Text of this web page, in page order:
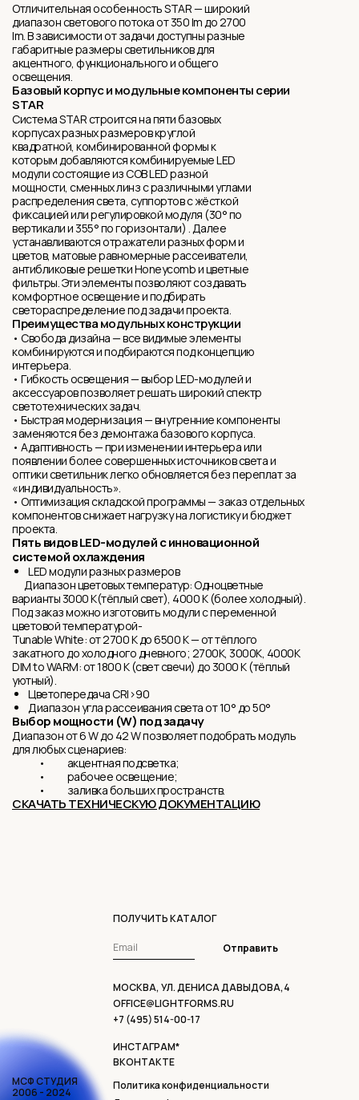
Отличительная особенность STAR — широкий
диапазон светового потока от 350 lm до 2700
lm. В зависимости от задачи доступны разные
габаритные размеры светильников для
акцентного, функционального и общего
освещения.
Базовый корпус и модульные компоненты серии
STAR
Система STAR строится на пяти базовых
корпусах разных размеров круглой
квадратной, комбинированной формы к
которым добавляются комбинируемые LED
модули состоящие из COB LED разной
мощности, сменныx линз с различными углами
распределения света, суппортов с жёсткой
фиксацией или регулировкой модуля (30° по
вертикали и 355° по горизонтали) . Далее
устанавливаются отражатели разных форм и
цветов, матовые равномерные рассеиватели,
антибликовыe решетки Honeycomb и цветные
фильтры. Эти элементы позволяют создавать
комфортное освещение и подбирать
светораспределение под задачи проекта.
Преимущества модульных конструкции
• Свобода дизайна — все видимые элементы
комбинируются и подбираются под концепцию
интерьера.
• Гибкость освещения — выбор LED-модулей и
аксессуаров позволяет решать широкий спектр
светотехнических задач.
• Быстрая модернизация — внутренние компоненты
заменяются без демонтажа базового корпуса.
• Адаптивность — при изменении интерьера или
появлении более совершенных источников света и
оптики светильник легко обновляется без переплат за
«индивидуальность».
• Оптимизация складской программы — заказ отдельных
компонентов снижает нагрузку на логистику и бюджет
проекта.
Пять видов LED-модулей с инновационной
системой охлаждения
LED модули разных размеров
Диапазон цветовых температур: Одноцветные
варианты 3000 K(тёплый свет), 4000 K (более холодный).
Под заказ можно изготовить модули с переменной
цветовой температурой-
Tunable White: от 2700 K до 6500 K — от тёплого
закатного до холодного дневного; 2700K, 3000K, 4000K
DIM to WARM: от 1800 K (свет свечи) до 3000 K (тёплый
уютный).
Цветопередача CRI>90
Диапазон угла рассеивания света от 10° до 50°
Выбор мощности (W) под задачу
Диапазон от 6 W до 42 W позволяет подобрать модуль
для любых сценариев:
• акцентная подсветка;
• рабочее освещение;
• заливка больших пространств.
СКАЧАТЬ ТЕХНИЧЕСКУЮ ДОКУМЕНТАЦИЮ
МСФ СТУДИЯ
2006 - 2024
МОСКВА, УЛ. ДЕНИСА ДАВЫДОВА,4
ПОЛУЧИТЬ КАТАЛОГ
ИНСТАГРАМ*
ВКОНТАКТЕ
+7 (495) 514-00-17
OFFICE@LIGHTFORMS.RU
Отправить
Политика конфиденциальности